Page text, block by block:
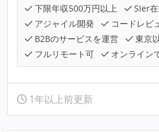
下限年収500万円以上
SIer
アジャイル開発
コードレビ
B2Bのサービスを運営
東京
フルリモート可
オンライン
1年以上前更新